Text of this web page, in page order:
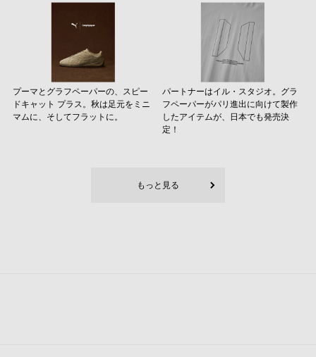
プーマとグラフペーパーの、スピー
ドキャット プラス。秋は足元をミニ
マムに、そしてフラットに。
パートナーはイル・スタジオ。グラ
フペーパーがパリ進出に向けて製作
したアイテムが、日本でも発売決
定！
もっと見る